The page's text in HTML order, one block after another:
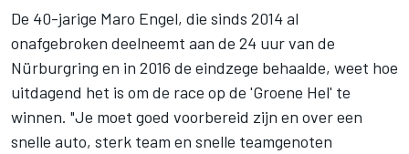
De 40-jarige Maro Engel, die sinds 2014 al
onafgebroken deelneemt aan de 24 uur van de
Nürburgring en in 2016 de eindzege behaalde, weet hoe
uitdagend het is om de race op de 'Groene Hel' te
winnen. "Je moet goed voorbereid zijn en over een
snelle auto, sterk team en snelle teamgenoten